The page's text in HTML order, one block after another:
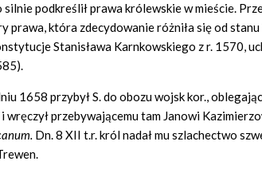
silnie podkreślił prawa królewskie w mieście.
prawa, która zdecydowanie różniła się od
Stanisława Karnkowskiego z r. 1570,
1658 przybył S. do obozu wojsk kor.,
wręczył przebywającemu tam Janowi
Dn. 8 XII t.r. król nadał mu szlachectwo